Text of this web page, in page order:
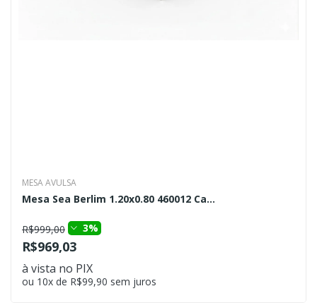
MESA AVULSA
Mesa Sea Berlim 1.20x0.80 460012 Ca...
R$999,00 3%
R$969,03
à vista no PIX
ou 10x de R$99,90 sem juros